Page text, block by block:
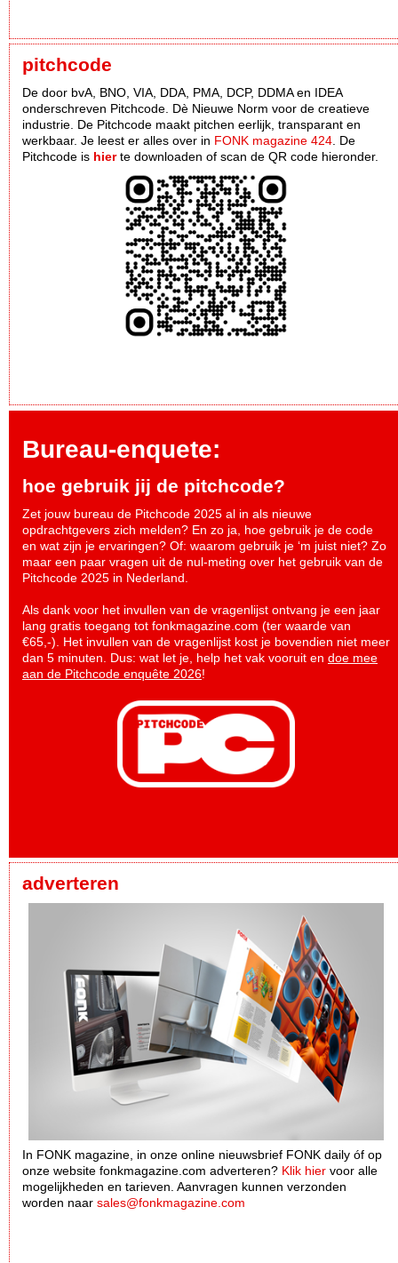
pitchcode
De door bvA, BNO, VIA, DDA, PMA, DCP, DDMA en IDEA
onderschreven Pitchcode. Dè Nieuwe Norm voor de creatieve
industrie. De Pitchcode maakt pitchen eerlijk, transparant en
werkbaar. Je leest er alles over in FONK magazine 424 . De
Pitchcode is hierte downloaden of scan de QR code hieronder.
Bureau-enquete:
hoe gebruik jij de pitchcode?
Zet jouw bureau de Pitchcode 2025 al in als nieuwe
opdrachtgevers zich melden? En zo ja, hoe gebruik je de code
en wat zijn je ervaringen? Of: waarom gebruik je ‘m juist niet? Zo
maar een paar vragen uit de nul-meting over het gebruik van de
Pitchcode 2025 in Nederland.
Als dank voor het invullen van de vragenlijst ontvang je een jaar
lang gratis toegang tot fonkmagazine.com (ter waarde van
€65,-). Het invullen van de vragenlijst kost je bovendien niet meer
dan 5 minuten. Dus: wat let je, help het vak vooruit en doe mee
aan de Pitchcode enquête 2026!
adverteren
In FONK magazine, in onze online nieuwsbrief FONK daily óf op
onze website fonkmagazine.com adverteren? Klik hier voor alle
mogelijkheden en tarieven. Aanvragen kunnen verzonden
worden naar sales@fonkmagazine.com